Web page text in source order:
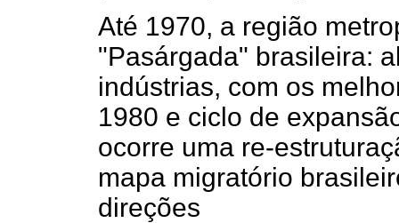
Até 1970, a região
"Pasárgada" brasileira:
indústrias, com os
1980 e ciclo de
ocorre uma re-
mapa migratório
direções